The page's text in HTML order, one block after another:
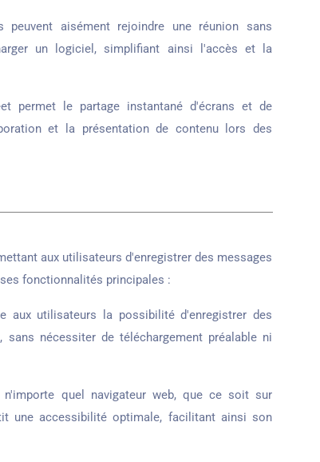
aisément rejoindre une réunion sans
un logiciel, simplifiant ainsi l'accès et la
permet le partage instantané d'écrans et de
et la présentation de contenu lors des
aux utilisateurs d'enregistrer des messages
fonctionnalités principales :
aux utilisateurs la possibilité d'enregistrer des
nécessiter de téléchargement préalable ni
n'importe quel navigateur web, que ce soit sur
une accessibilité optimale, facilitant ainsi son